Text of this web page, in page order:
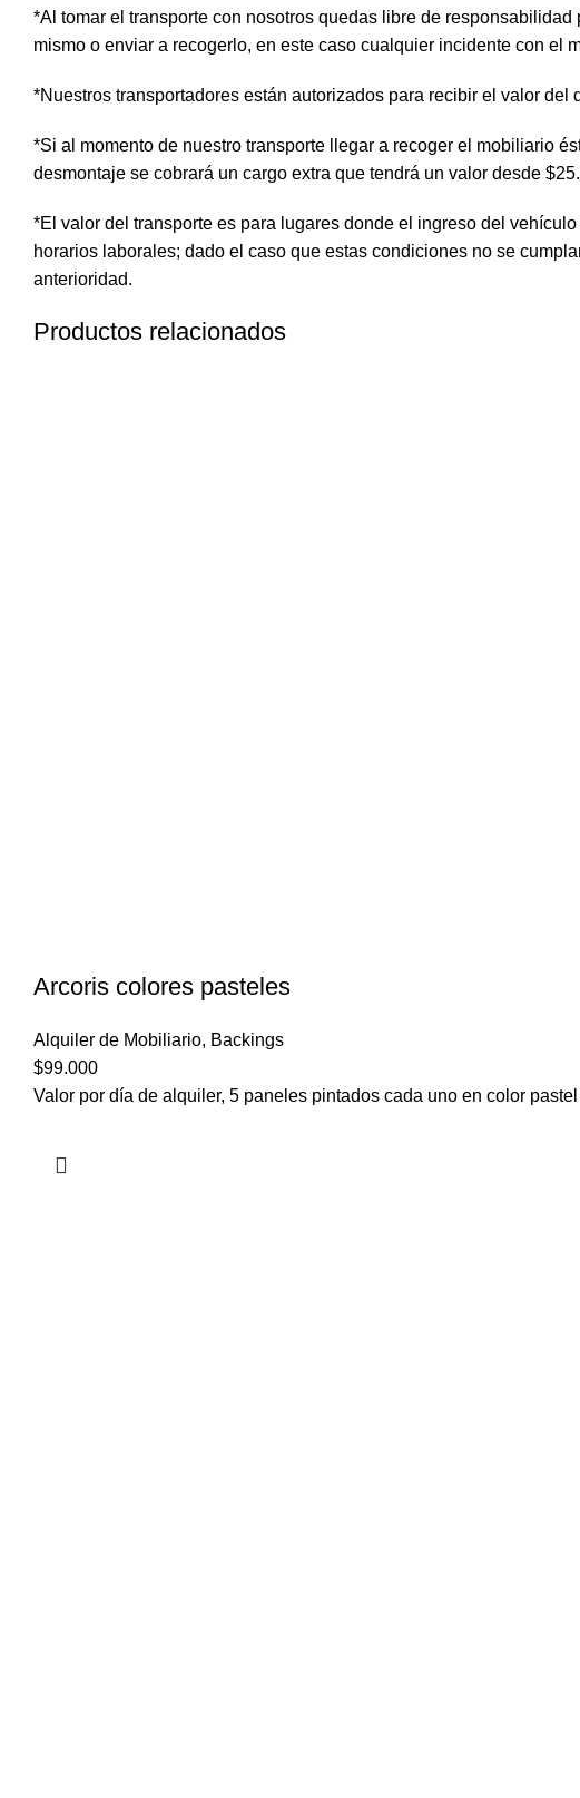
*Al tomar el transporte con nosotros quedas libre de
mismo o enviar a recogerlo, en este caso cualquier incidente con
*Nuestros transportadores están autorizados para recibir el valor del
*Si al momento de nuestro transporte llegar a recoger el mobiliario
desmontaje se cobrará un cargo extra que tendrá un valor desde
*El valor del transporte es para lugares donde el ingreso del
horarios laborales; dado el caso que estas condiciones no se
anterioridad.
Productos relacionados
Arcoris colores pasteles
Alquiler de Mobiliario, Backings
$99.000
Valor por día de alquiler, 5 paneles pintados cada uno en color